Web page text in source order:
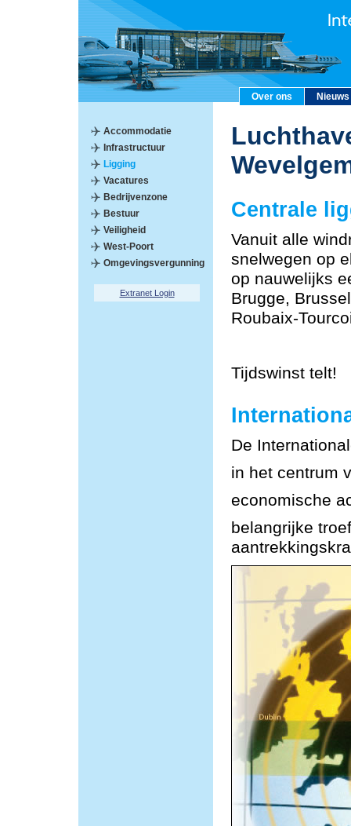
Over ons Nieuws
Accommodatie
Infrastructuur
Ligging
Vacatures
Bedrijvenzone
Bestuur
Veiligheid
West-Poort
Omgevingsvergunning
Extranet Login
Centrale
Vanuit alle
snelwegen op
op nauwelijks
Brugge,
Roubaix-
Tijdswinst telt!
De
in het centrum
economische
belangrijke